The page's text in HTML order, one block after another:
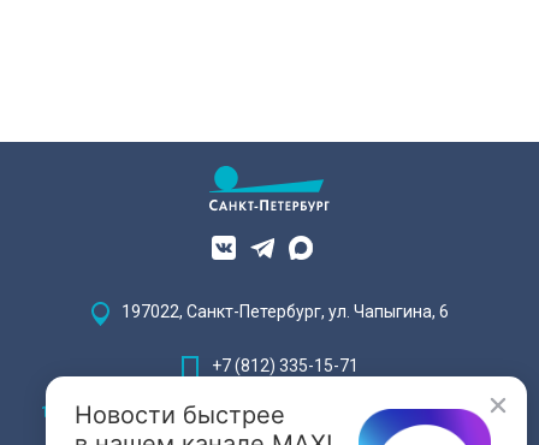
Новости быстрее
197022, Санкт-Петербург, ул. Чапыгина, 6
+7 (812) 335-15-71
Внимание! Отдельные видеоматериалы, размещенные на настоящем
сайте, могут содержать информацию, предназначенную для лиц,
достигших 18 лет.